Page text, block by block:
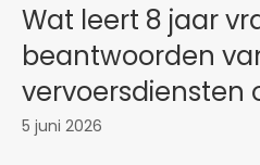
Wat leert 8 jaar
beantwoorden
vervoersdiensten
5 juni 2026